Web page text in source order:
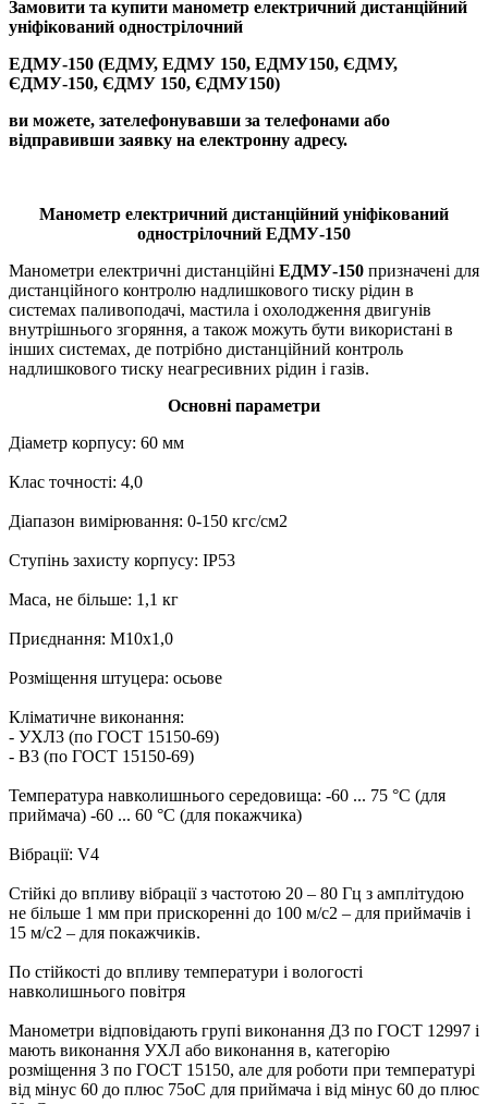
Замовити та купити манометр електричний дистанційний
уніфікований однострілочний
ЕДМУ-150 (ЕДМУ, ЕДМУ 150, ЕДМУ150, ЄДМУ,
ЄДМУ-150, ЄДМУ 150, ЄДМУ150)
ви можете, зателефонувавши за телефонами або
відправивши заявку на електронну адресу.
Манометр електричний дистанційний уніфікований
однострілочний ЕДМУ-150
Манометри електричні дистанційні ЕДМУ-150 призначені для
дистанційного контролю надлишкового тиску рідин в
системах паливоподачі, мастила і охолодження двигунів
внутрішнього згоряння, а також можуть бути використані в
інших системах, де потрібно дистанційний контроль
надлишкового тиску неагресивних рідин і газів.
Основні параметри
Діаметр корпусу: 60 мм
Клас точності: 4,0
Діапазон вимірювання: 0-150 кгс/см2
Ступінь захисту корпусу: IP53
Маса, не більше: 1,1 кг
Приєднання: М10х1,0
Розміщення штуцера: осьове
Кліматичне виконання:
- УХЛ3 (по ГОСТ 15150-69)
- В3 (по ГОСТ 15150-69)
Температура навколишнього середовища: -60 ... 75 °С (для
приймача) -60 ... 60 °С (для покажчика)
Вібрації: V4
Стійкі до впливу вібрації з частотою 20 – 80 Гц з амплітудою
не більше 1 мм при прискоренні до 100 м/с2 – для приймачів і
15 м/с2 – для покажчиків.
По стійкості до впливу температури і вологості
навколишнього повітря
Манометри відповідають групі виконання Д3 по ГОСТ 12997 і
мають виконання УХЛ або виконання в, категорію
розміщення 3 по ГОСТ 15150, але для роботи при температурі
від мінус 60 до плюс 75оС для приймача і від мінус 60 до плюс